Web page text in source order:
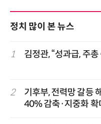
정치 많이 본 뉴스
1 김정관, “성과급, 주
2
기후부, 전력망 갈등
40% 감축·지중화 확